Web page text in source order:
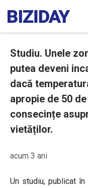
Studiu. Unele
putea deveni
dacă
apropie de 50
consecințe
vietăților.
acum 3 ani
Un studiu, publicat în